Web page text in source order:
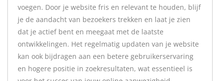
voegen. Door je website fris en relevant te houden, blijf
je de aandacht van bezoekers trekken en laat je zien
dat je actief bent en meegaat met de laatste
ontwikkelingen. Het regelmatig updaten van je website
kan ook bijdragen aan een betere gebruikerservaring
en hogere positie in zoekresultaten, wat essentieel is